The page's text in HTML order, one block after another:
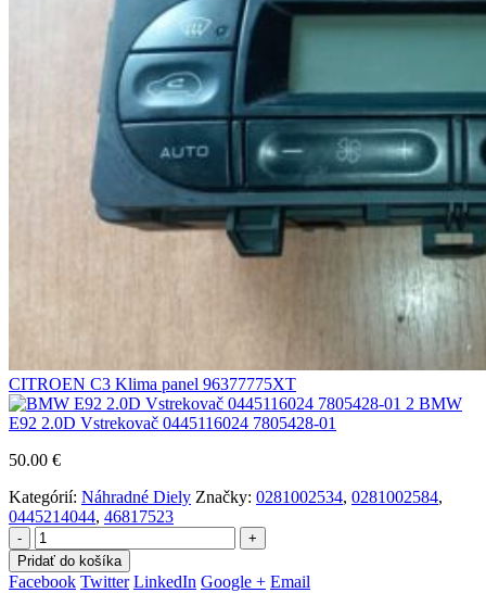
CITROEN C3 Klima panel 96377775XT
BMW
E92 2.0D Vstrekovač 0445116024 7805428-01
50.00 €
Kategórií: Náhradné Diely Značky: 0281002534, 0281002584,
0445214044, 46817523
-
+
Pridať do košíka
Facebook Twitter LinkedIn Google + Email